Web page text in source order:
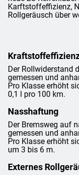
Karftstoffeffizienz,
Rollgeräusch über
Der Rollwiderstand
gemessen und
Pro Klasse erhöht
0,1 l pro 100 km.
Nasshaftung
Der Bremsweg auf
gemessen und
Pro Klasse erhöht
um 3 bis 6 m.
Externes